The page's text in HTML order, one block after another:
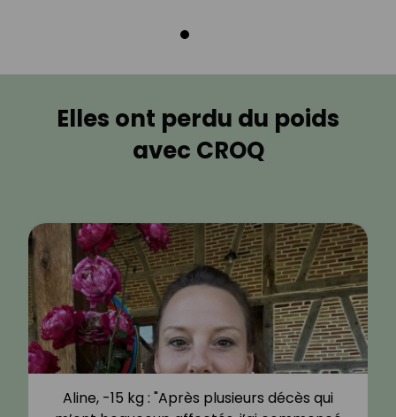
Elles ont perdu du poids
avec CROQ
Aline, -15 kg : "Après plusieurs décès qui